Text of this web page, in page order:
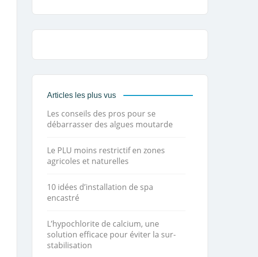
Articles les plus vus
Les conseils des pros pour se
débarrasser des algues moutarde
Le PLU moins restrictif en zones
agricoles et naturelles
10 idées d’installation de spa
encastré
L’hypochlorite de calcium, une
solution efficace pour éviter la sur-
stabilisation